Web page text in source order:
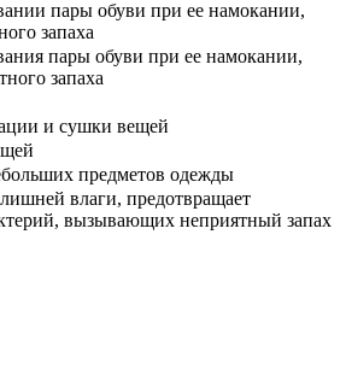
пары обуви при ее намокании,
запаха
пары обуви при ее намокании,
запаха
и сушки вещей
предметов одежды
влаги, предотвращает
вызывающих неприятный запах